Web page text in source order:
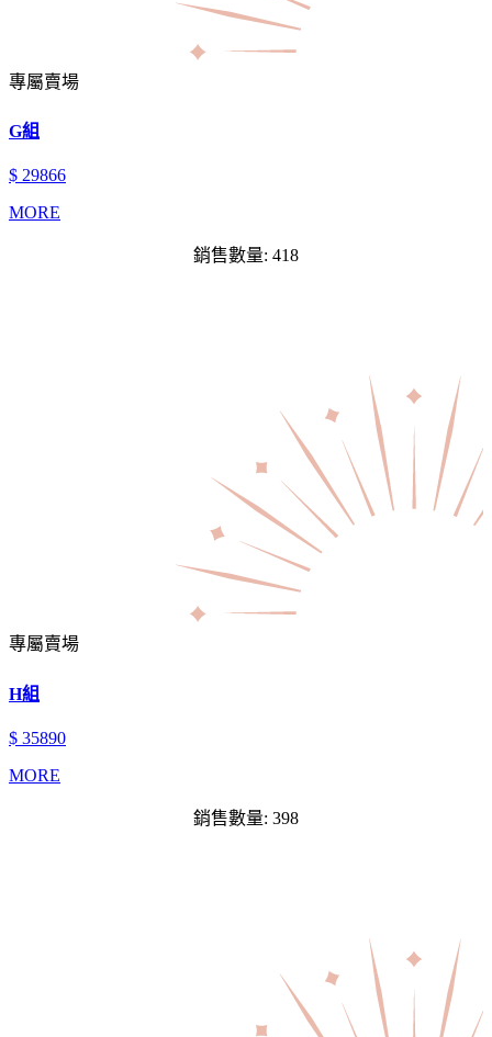
專屬賣場
G組
$ 29866
MORE
銷售數量: 418
專屬賣場
H組
$ 35890
MORE
銷售數量: 398